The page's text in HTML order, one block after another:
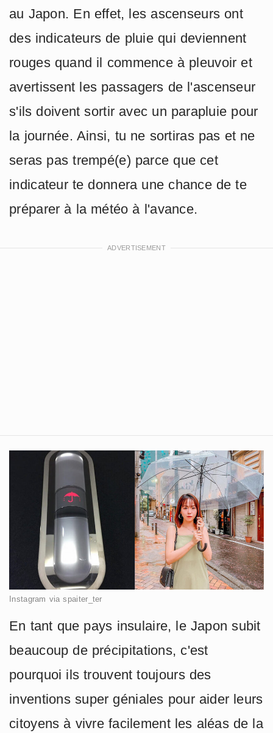
au Japon. En effet, les ascenseurs ont
des indicateurs de pluie qui deviennent
rouges quand il commence à pleuvoir et
avertissent les passagers de l'ascenseur
s'ils doivent sortir avec un parapluie pour
la journée. Ainsi, tu ne sortiras pas et ne
seras pas trempé(e) parce que cet
indicateur te donnera une chance de te
préparer à la météo à l'avance.
Instagram via spaiter_ter
En tant que pays insulaire, le Japon subit
beaucoup de précipitations, c'est
pourquoi ils trouvent toujours des
inventions super géniales pour aider leurs
citoyens à vivre facilement les aléas de la